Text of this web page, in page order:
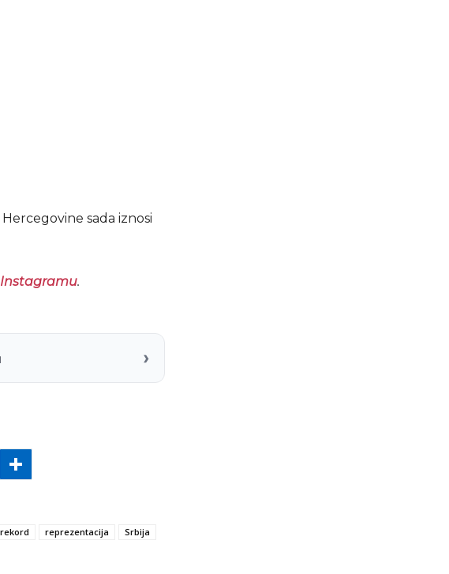
sada iznosi
Instagramu.
›
rekord reprezentacija Srbija